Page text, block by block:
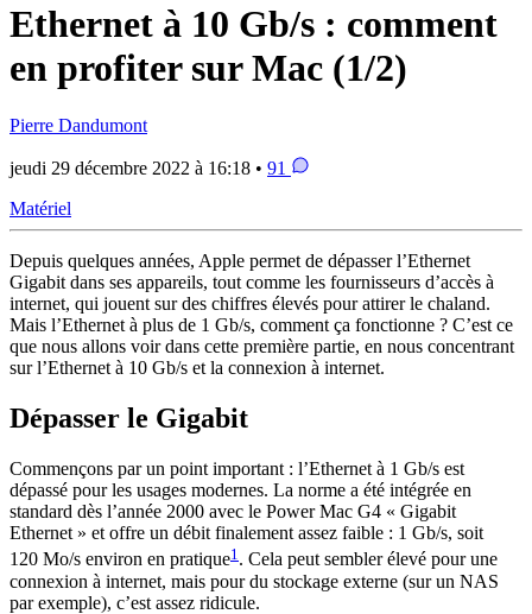
Ethernet à 10 Gb/s : comment
en profiter sur Mac (1/2)
Pierre Dandumont
jeudi 29 décembre 2022 à 16:18 • 91
Matériel
Depuis quelques années, Apple permet de dépasser l’Ethernet
Gigabit dans ses appareils, tout comme les fournisseurs d’accès à
internet, qui jouent sur des chiffres élevés pour attirer le chaland.
Mais l’Ethernet à plus de 1 Gb/s, comment ça fonctionne ? C’est ce
que nous allons voir dans cette première partie, en nous concentrant
sur l’Ethernet à 10 Gb/s et la connexion à internet.
Dépasser le Gigabit
Commençons par un point important : l’Ethernet à 1 Gb/s est
dépassé pour les usages modernes. La norme a été intégrée en
standard dès l’année 2000 avec le Power Mac G4 « Gigabit
Ethernet » et offre un débit finalement assez faible : 1 Gb/s, soit
120 Mo/s environ en pratique1 . Cela peut sembler élevé pour une
connexion à internet, mais pour du stockage externe (sur un NAS
par exemple), c’est assez ridicule.